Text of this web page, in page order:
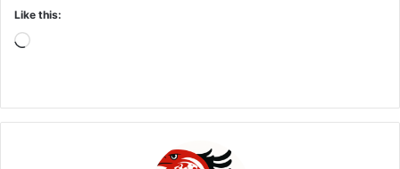
Like this:
Loading…